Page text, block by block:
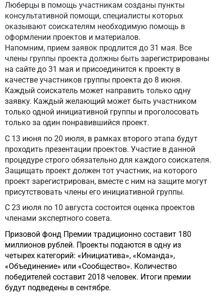
Люберцы в помощь участникам созданы пункты
консультативной помощи, специалисты которых
оказывают соискателям необходимую помощь в
оформлении проектов и материалов.
Напомним, прием заявок продлится до 31 мая. Все
члены группы проекта должны быть зарегистрированы
на сайте до 31 мая и присоединится к проекту в
качестве участников группы проекта до 8 июня.
Каждый соискатель может направить только одну
заявку. Каждый желающий может быть участником
только одной инициативной группы и проголосовать
только за один понравившийся проект.
С 13 июня по 20 июля, в рамках второго этапа будут
проходить презентации проектов. Участие в данной
процедуре строго обязательно для каждого соискателя.
Защищать проект должен тот участник, на которого
проект зарегистрирован, вместе с ним на защите могут
присутствовать члены его инициативной группы.
С 23 июля по 10 августа состоится оценка проектов
членами экспертного совета.
Призовой фонд Премии традиционно составит 180
миллионов рублей. Проекты подаются в одну из
четырех категорий: «Инициатива», «Команда»,
«Объединение» или «Сообщество». Количество
победителей составит 2018 человек. Итоги премии
будут подведены в сентябре.